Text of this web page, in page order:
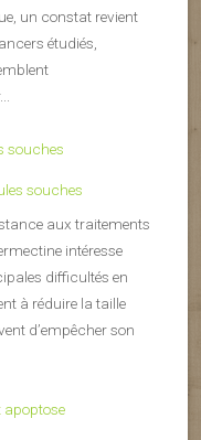
un constat revient
étudiés,
souches
aux traitements
intéresse
difficultés en
à réduire la taille
d’empêcher son